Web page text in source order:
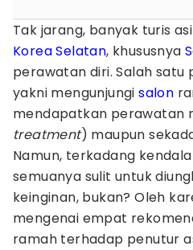
Tak jarang, banyak turis
Korea Selatan, khususnya
perawatan diri. Salah satu
yakni mengunjungisalon
mendapatkan perawatan
treatment) maupun
Namun, terkadang
semuanya sulit untuk
keinginan, bukan? Oleh
mengenai empat
ramah terhadap penutur